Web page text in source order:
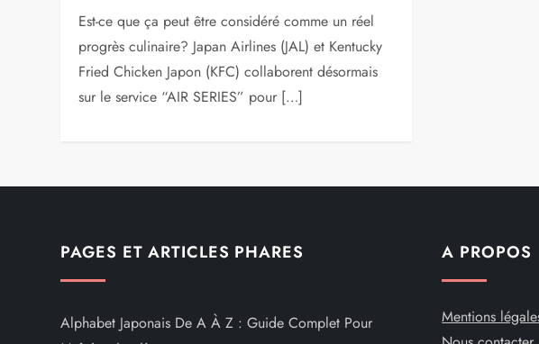
Est-ce que ça peut être considéré comme un réel
progrès culinaire? Japan Airlines (JAL) et Kentucky
Fried Chicken Japon (KFC) collaborent désormais
sur le service “AIR SERIES” pour […]
PAGES ET ARTICLES PHARES
Alphabet Japonais De A À Z : Guide Complet Pour
A PROPOS
Mentions